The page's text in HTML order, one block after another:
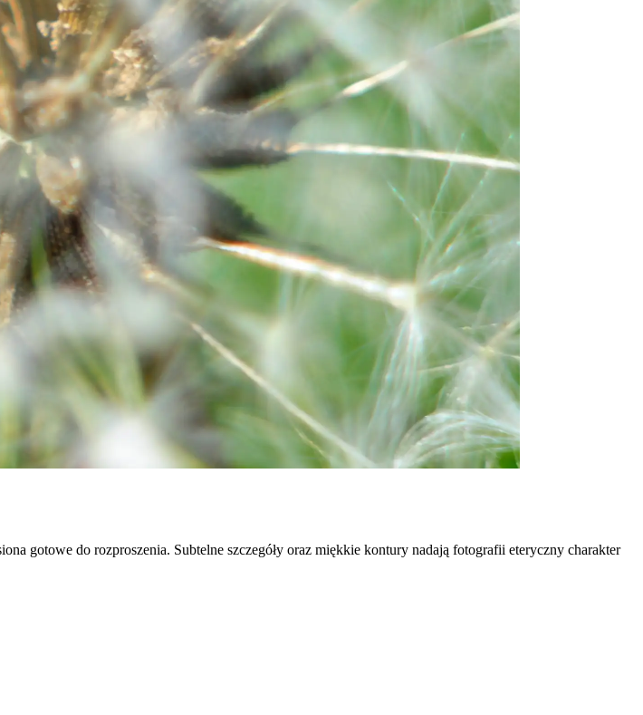
gotowe do rozproszenia. Subtelne szczegóły oraz miękkie kontury nadają fotografii eteryczny charakter